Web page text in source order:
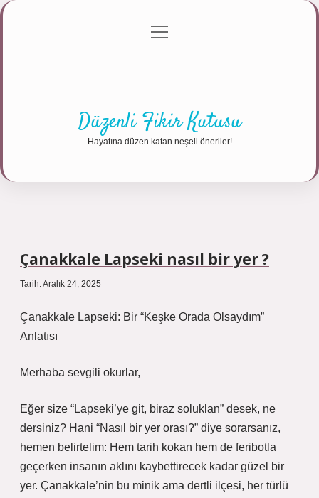
Gizlilik Politikası
menüyü
Düzenli Fikir Kutusu
Hayatına düzen katan neşeli öneriler!
Çanakkale Lapseki nasıl bir yer ?
Tarih: Aralık 24, 2025
Çanakkale Lapseki: Bir “Keşke Orada Olsaydım”
Anlatısı
Merhaba sevgili okurlar,
Eğer size “Lapseki’ye git, biraz soluklan” desek, ne
dersiniz? Hani “Nasıl bir yer orası?” diye sorarsanız,
hemen belirtelim: Hem tarih kokan hem de feribotla
geçerken insanın aklını kaybettirecek kadar güzel bir
yer. Çanakkale’nin bu minik ama dertli ilçesi, her türlü